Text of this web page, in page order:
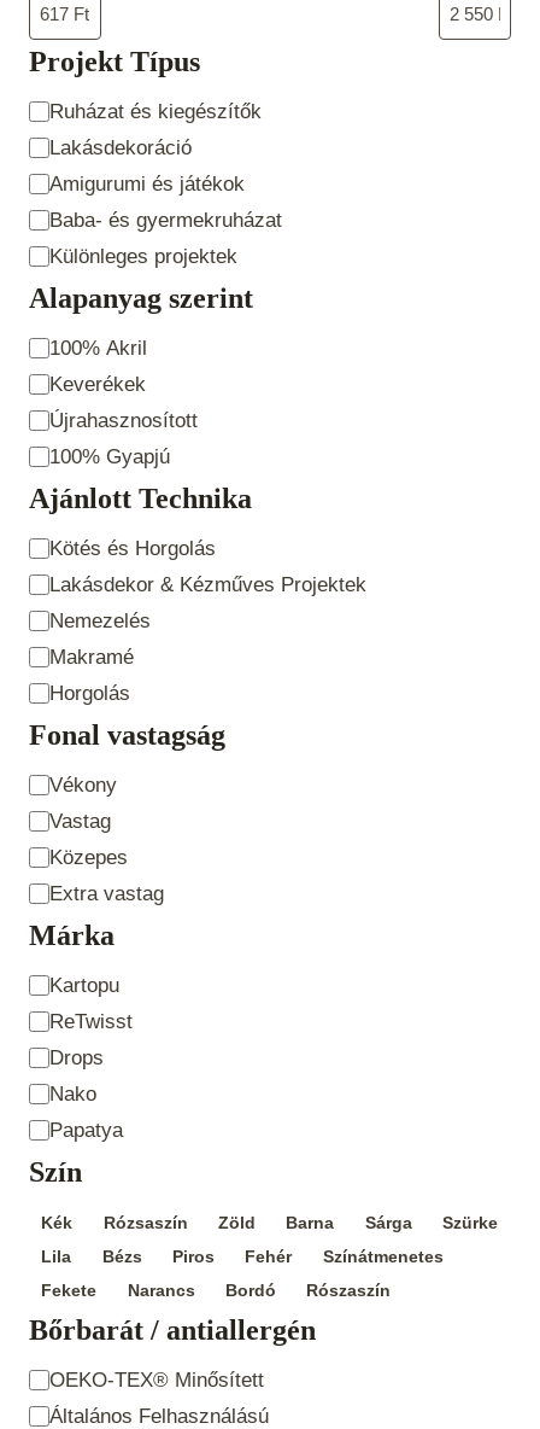
Projekt Típus
Projekt
Típus
Ruházat és kiegészítők
Lakásdekoráció
Amigurumi és játékok
Baba- és gyermekruházat
Különleges projektek
Alapanyag szerint
Alapanyag
szerint
100% Akril
Keverékek
Újrahasznosított
100% Gyapjú
Ajánlott Technika
Ajánlott
Technika
Kötés és Horgolás
Lakásdekor & Kézműves Projektek
Nemezelés
Makramé
Horgolás
Fonal vastagság
Fonal
vastagság
Vékony
Vastag
Közepes
Extra vastag
Márka
Product
Brand
Kartopu
ReTwisst
Drops
Nako
Papatya
Szín
Szín
Kék Rózsaszín Zöld Barna Sárga
Szürke
Lila
Bézs Piros Fehér
Színátmenetes
Fekete
Narancs Bordó Rószaszín
Bőrbarát / antiallergén
Bőrbarát /
antiallergén
OEKO-TEX® Minősített
Általános Felhasználású